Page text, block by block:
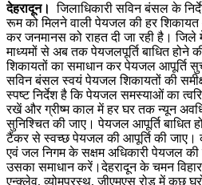
देहरादून। जिलाधिकारी सविन बंसल के
रूम को मिलने वाली पेयजल की हर शिकायत
कर जनमानस को राहत दी जा रही है। जिले
माध्यमों से अब तक पेयजलपूर्ति बाधित होने
शिकायतों का समाधान कर पेयजल आपूर्ति
सविन बंसल स्वयं पेयजल शिकायतों की
स्पष्ट निर्देश है कि पेयजल समस्याओं का
रखें और ग्रीष्म काल में हर घर तक न्यून अवधि
सुनिश्चित की जाए। पेयजल आपूर्ति बाधित
टैंकर से स्वच्छ पेयजल की आपूर्ति की
एवं जल निगम के सक्षम अधिकारी पेयजल की
उसका समाधान करें।देहरादून के चमन विहार,
एन्क्लेव, व्योमप्रस्थ, जीएमएस रोड़ में कुछ